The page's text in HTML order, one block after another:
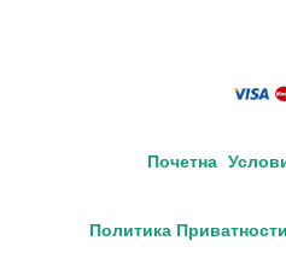
Почетна
Политика Приватности